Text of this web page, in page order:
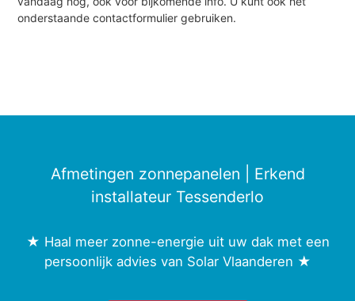
onderstaande contactformulier gebruiken.
Afmetingen zonnepanelen | Erkend
installateur Tessenderlo
★ Haal meer zonne-energie uit uw dak met een
persoonlijk advies van Solar Vlaanderen ★